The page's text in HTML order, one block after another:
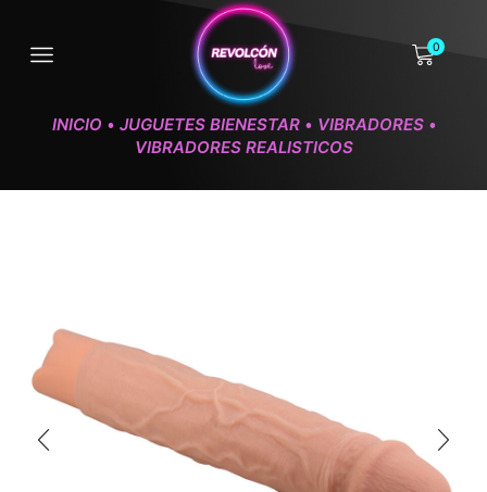
0
INICIO • JUGUETES BIENESTAR • VIBRADORES •
VIBRADORES REALISTICOS